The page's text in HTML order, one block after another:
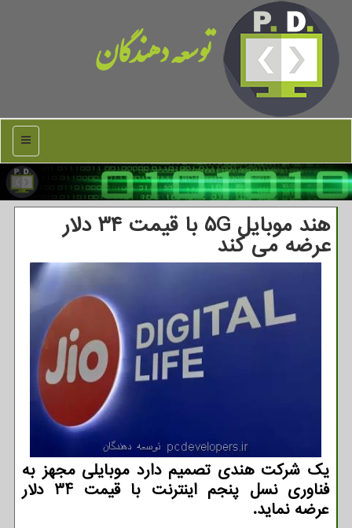
توسعه دهندگان
منو
هند موبایل ۵G با قیمت ۳۴ دلار
عرضه می كند
یك شركت هندی تصمیم دارد موبایلی مجهز به
فناوری نسل پنجم اینترنت با قیمت 34 دلار
عرضه نماید.